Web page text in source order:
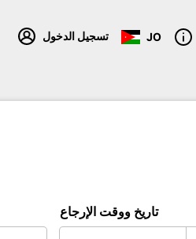
تسجيل الدخول JO
تاريخ ووقت الإرجاع